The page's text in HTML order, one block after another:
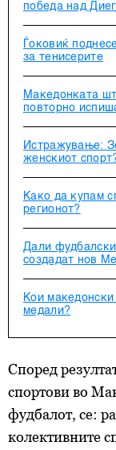
победа над
Ѓоковиќ
за тенисерите
Македонката
повторно
Истражување:
женскиот
Како да купам
регионот?
Дали
создадат нов
Кои македонски
медали?
Според
спортови во
фудбалот, се:
колективните